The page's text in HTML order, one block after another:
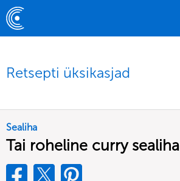
Retsepti üksikasjad
Sealiha
Tai roheline curry sealiha